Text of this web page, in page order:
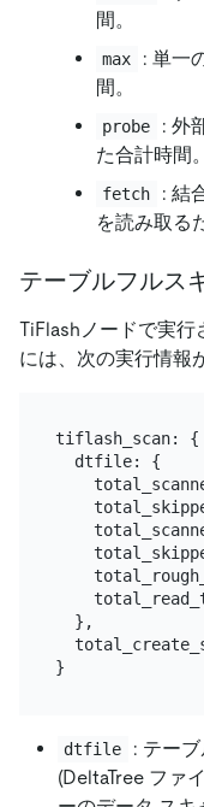
間。
max
: 単一
間。
probe
: 外
た合計時間。
fetch
: 結
を読み取る
テーブルフルス
TiFlashノードで実行
には、次の実行情報
tiflash_scan: {
  dtfile: {
  },
dtfile
: テー
(DeltaTree ファ